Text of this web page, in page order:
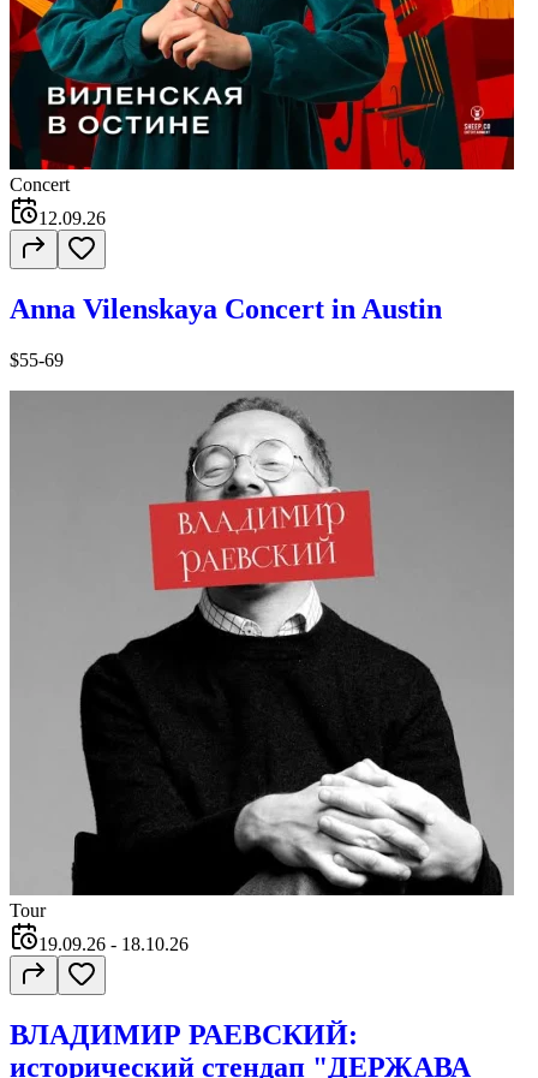
Concert
12.09.26
Anna Vilenskaya Concert in Austin
$55-69
Tour
19.09.26 - 18.10.26
ВЛАДИМИР РАЕВСКИЙ:
исторический стендап "ДЕРЖАВА